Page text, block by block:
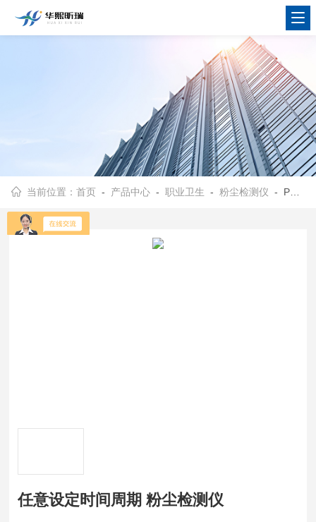
当前位置：首页 - 产品中心 -职业卫生 -粉尘检测仪 - PC-3A任意设定时间周期 粉尘检测仪
任意设定时间周期 粉尘检测仪